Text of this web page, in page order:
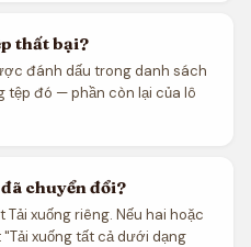
thất bại?
đánh dấu trong danh sách
tệp đó — phần còn lại của lô
chuyển đổi?
xuống riêng. Nếu hai hoặc
xuống tất cả dưới dạng